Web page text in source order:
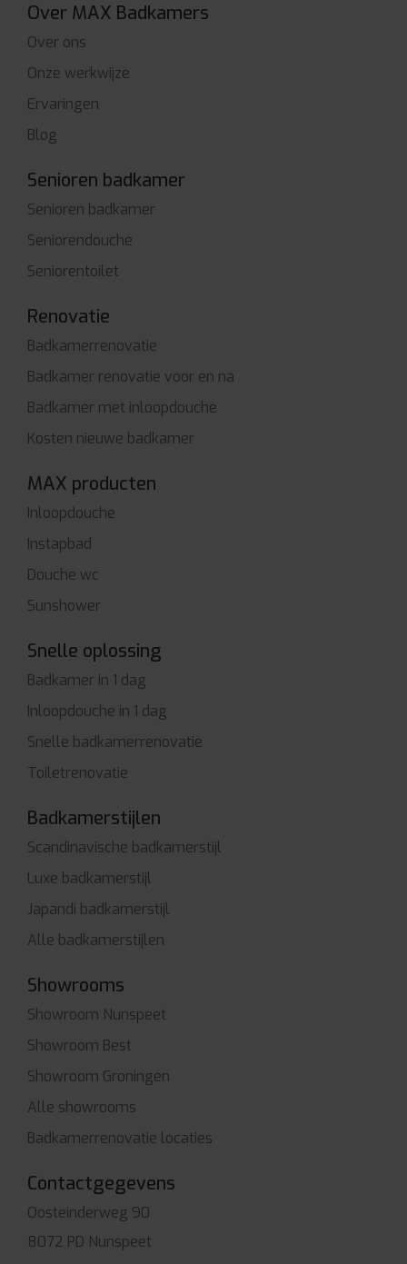
Over MAX Badkamers
Over ons
Onze werkwijze
Ervaringen
Blog
Senioren badkamer
Senioren badkamer
Seniorendouche
Seniorentoilet
Renovatie
Badkamerrenovatie
Badkamer renovatie voor en na
Badkamer met inloopdouche
Kosten nieuwe badkamer
MAX producten
Inloopdouche
Instapbad
Douche wc
Sunshower
Snelle oplossing
Badkamer in 1 dag
Inloopdouche in 1 dag
Snelle badkamerrenovatie
Toiletrenovatie
Badkamerstijlen
Scandinavische badkamerstijl
Luxe badkamerstijl
Japandi badkamerstijl
Alle badkamerstijlen
Showrooms
Showroom Nunspeet
Showroom Best
Showroom Groningen
Alle showrooms
Badkamerrenovatie locaties
Contactgegevens
Oosteinderweg 90
8072 PD Nunspeet